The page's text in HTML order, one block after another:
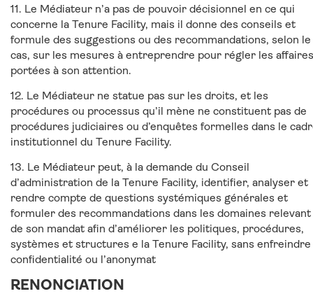
11. Le Médiateur n’a pas de pouvoir décisionnel en ce qui
concerne la Tenure Facility, mais il donne des conseils et
formule des suggestions ou des recommandations, selon le
cas, sur les mesures à entreprendre pour régler les affaires
portées à son attention.
12. Le Médiateur ne statue pas sur les droits, et les
procédures ou processus qu’il mène ne constituent pas de
procédures judiciaires ou d’enquêtes formelles dans le
institutionnel du Tenure Facility.
13. Le Médiateur peut, à la demande du Conseil
d’administration de la Tenure Facility, identifier, analyser et
rendre compte de questions systémiques générales et
formuler des recommandations dans les domaines relevant
de son mandat afin d’améliorer les politiques, procédures,
systèmes et structures e la Tenure Facility, sans enfreindre
confidentialité ou l’anonymat
RENONCIATION